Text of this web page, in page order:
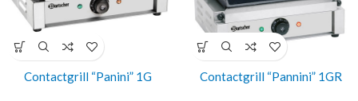
Contactgrill “Panini” 1G Contactgrill “Pannini” 1GR